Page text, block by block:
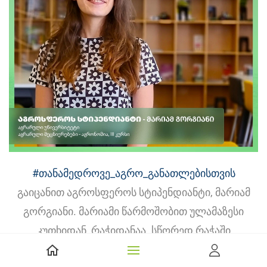
#თანამედროვე_აგრო_განათლებისთვის
გაიცანით აგროსფეროს სტიპენდიანტი, მარიამ
გორგიანი. მარიამი წარმოშობით ულამაზესი
კუთხიდან, რაჭიდანაა. სწორედ რაჭაში
გატარებული ბავშვობის და არაერთი ზაფხულის